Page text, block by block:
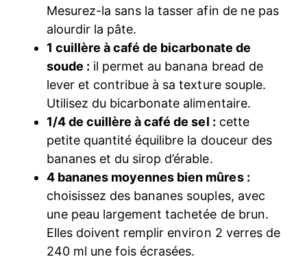
Mesurez-la sans la tasser afin de ne pas
alourdir la pâte.
1 cuillère à café de bicarbonate de
soude : il permet au banana bread de
lever et contribue à sa texture souple.
Utilisez du bicarbonate alimentaire.
1/4 de cuillère à café de sel : cette
petite quantité équilibre la douceur des
bananes et du sirop d’érable.
4 bananes moyennes bien mûres :
choisissez des bananes souples, avec
une peau largement tachetée de brun.
Elles doivent remplir environ 2 verres de
240 ml une fois écrasées.